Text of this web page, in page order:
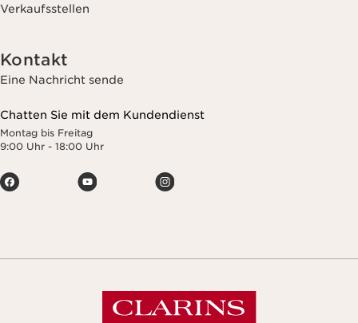
Verkaufsstellen
Kontakt
Eine Nachricht sende
Chatten Sie mit dem Kundendienst
Montag bis Freitag
9:00 Uhr - 18:00 Uhr